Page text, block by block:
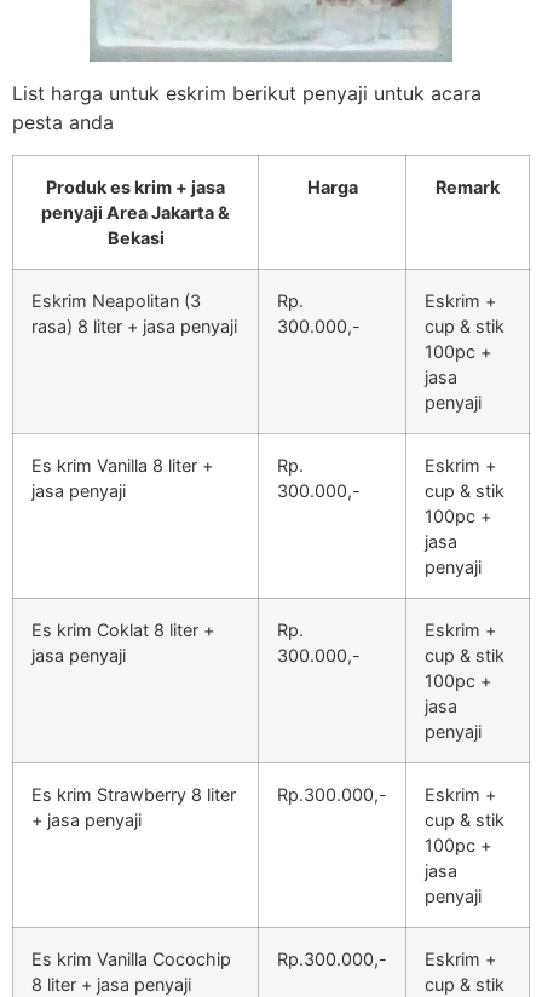
List harga untuk eskrim berikut penyaji untuk acara
pesta anda
Produk es krim + jasa
penyaji Area Jakarta &
Bekasi
Harga Remark
Eskrim Neapolitan (3
rasa) 8 liter + jasa penyaji
Rp.
300.000,-
Eskrim +
cup & stik
100pc +
jasa
penyaji
Es krim Vanilla 8 liter +
jasa penyaji
Rp.
300.000,-
Eskrim +
cup & stik
100pc +
jasa
penyaji
Es krim Coklat 8 liter +
jasa penyaji
Rp.
300.000,-
Eskrim +
cup & stik
100pc +
jasa
penyaji
Es krim Strawberry 8 liter
+ jasa penyaji
Rp.300.000,-
Eskrim +
cup & stik
100pc +
jasa
penyaji
Es krim Vanilla Cocochip
8 liter + jasa penyaji
Rp.300.000,-
Eskrim +
cup & stik